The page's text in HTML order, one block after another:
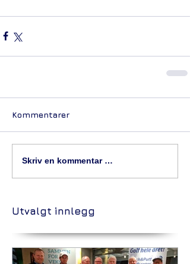
Kommentarer
Skriv en kommentar …
Utvalgt innlegg